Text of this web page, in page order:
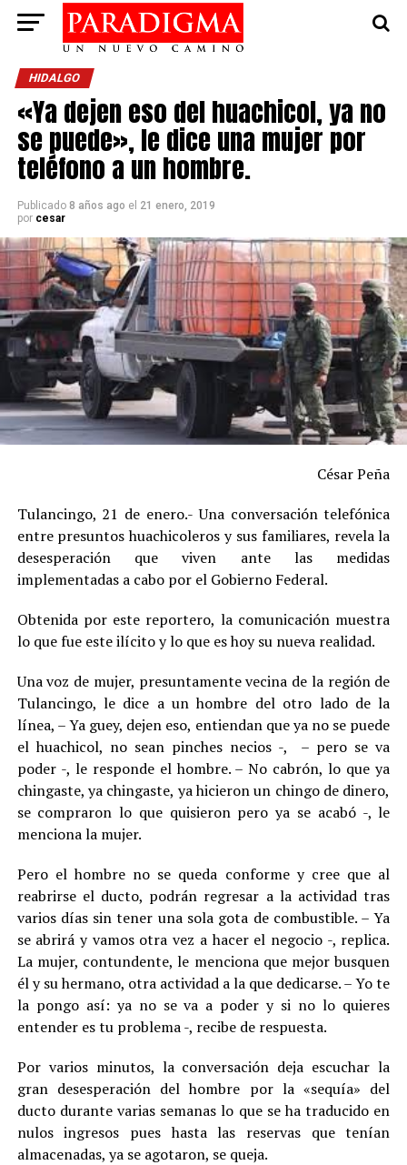
HIDALGO
«Ya dejen eso del huachicol, ya no
se puede», le dice una mujer por
teléfono a un hombre.
Publicado 8 años ago el 21 enero, 2019
por cesar
César Peña
Tulancingo, 21 de enero.- Una conversación telefónica
entre presuntos huachicoleros y sus familiares, revela la
desesperación que viven ante las medidas
implementadas a cabo por el Gobierno Federal.
Obtenida por este reportero, la comunicación muestra
lo que fue este ilícito y lo que es hoy su nueva realidad.
Una voz de mujer, presuntamente vecina de la región de
Tulancingo, le dice a un hombre del otro lado de la
línea, – Ya guey, dejen eso, entiendan que ya no se puede
el huachicol, no sean pinches necios -, – pero se va
poder -, le responde el hombre. – No cabrón, lo que ya
chingaste, ya chingaste, ya hicieron un chingo de dinero,
se compraron lo que quisieron pero ya se acabó -, le
menciona la mujer.
Pero el hombre no se queda conforme y cree que al
reabrirse el ducto, podrán regresar a la actividad tras
varios días sin tener una sola gota de combustible. – Ya
se abrirá y vamos otra vez a hacer el negocio -, replica.
La mujer, contundente, le menciona que mejor busquen
él y su hermano, otra actividad a la que dedicarse. – Yo te
la pongo así: ya no se va a poder y si no lo quieres
entender es tu problema -, recibe de respuesta.
Por varios minutos, la conversación deja escuchar la
gran desesperación del hombre por la «sequía» del
ducto durante varias semanas lo que se ha traducido en
nulos ingresos pues hasta las reservas que tenían
almacenadas, ya se agotaron, se queja.